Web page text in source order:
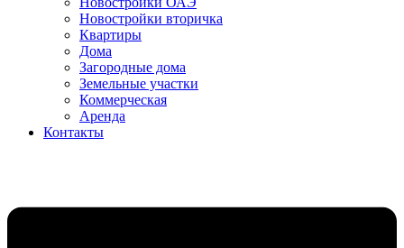
Новостройки вторичка
Квартиры
Дома
Загородные дома
Земельные участки
Коммерческая
Аренда
Контакты